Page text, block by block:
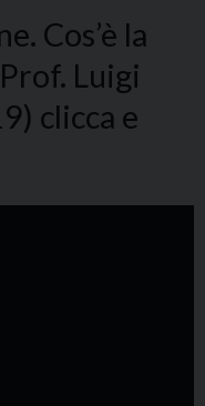
Cos’è la
Luigi
clicca e